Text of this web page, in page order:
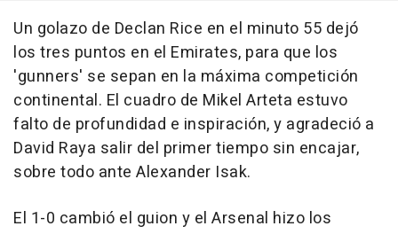
Un golazo de Declan Rice en el minuto 55 dejó
los tres puntos en el Emirates, para que los
'gunners' se sepan en la máxima competición
continental. El cuadro de Mikel Arteta estuvo
falto de profundidad e inspiración, y agradeció a
David Raya salir del primer tiempo sin encajar,
sobre todo ante Alexander Isak.
El 1-0 cambió el guion y el Arsenal hizo los